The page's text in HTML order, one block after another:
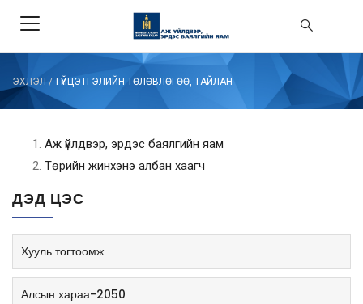
ЭХЛЭЛ / ГҮЙЦЭТГЭЛИЙН ТӨЛӨВЛӨГӨӨ, ТАЙЛАН
Аж үйлдвэр, эрдэс баялгийн яам
Төрийн жинхэнэ албан хаагч
ДЭД ЦЭС
Хууль тогтоомж
Алсын хараа-2050